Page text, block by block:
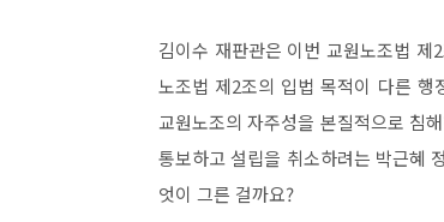
김이수 재판관은 이번 교원노조법
노조법 제2조의 입법 목적이 다른
교원노조의 자주성을 본질적으로 침
통보하고 설립을 취소하려는 박근혜
엇이 그른 걸까요?